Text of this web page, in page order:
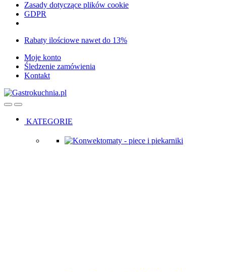
Zasady dotyczące plików cookie
GDPR
Skip
navigation
Skip
content
Rabaty ilościowe nawet do 13%
Moje konto
Śledzenie zamówienia
Kontakt
OpenClose
KATEGORIE